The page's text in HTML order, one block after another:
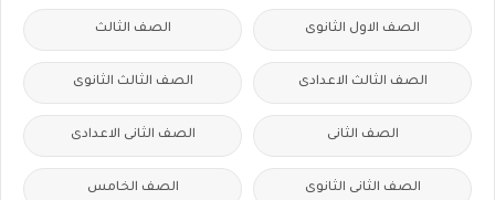
الصف الاول الثانوى الصف الثالث
الصف الثالث الاعدادى الصف الثالث الثانوى
الصف الثانى الصف الثانى الاعدادى
الصف الثانى الثانوى الصف الخامس